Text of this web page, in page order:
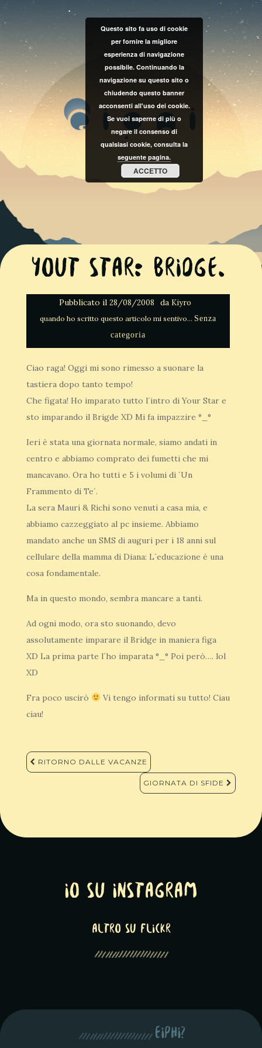
Yout Star: Bridge.
Pubblicato il 28/08/2008 da Kiyro
Senza
categoria
Ciao raga! Oggi mi sono rimesso a suonare la
tastiera dopo tanto tempo!
Che figata! Ho imparato tutto l´intro di Your Star e
sto imparando il Brigde XD Mi fa impazzire °_°
Ieri è stata una giornata normale, siamo andati in
centro e abbiamo comprato dei fumetti che mi
mancavano. Ora ho tutti e 5 i volumi di ´Un
Frammento di Te´.
La sera Mauri & Richi sono venuti a casa mia, e
abbiamo cazzeggiato al pc insieme. Abbiamo
mandato anche un SMS di auguri per i 18 anni sul
cellulare della mamma di Diana: L´educazione è una
cosa fondamentale.
Ma in questo mondo, sembra mancare a tanti.
Ad ogni modo, ora sto suonando, devo
assolutamente imparare il Bridge in maniera figa
XD La prima parte l´ho imparata °_° Poi però…. lol
XD
Fra poco uscirò
Vi tengo informati su tutto! Ciau
ciau!
Navigazione
articoli
RITORNO DALLE VACANZE
GIORNATA DI SFIDE
Io su Instagram
altro su Flickr
eiphi?
Questo sito fa uso di cookie
per fornire la migliore
esperienza di navigazione
possibile. Continuando la
navigazione su questo sito o
chiudendo questo banner
acconsenti all'uso dei cookie.
Se vuoi saperne di più o
negare il consenso di
qualsiasi cookie, consulta la
seguente pagina.
ACCETTO